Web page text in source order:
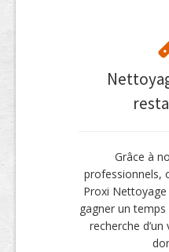
Grâce à
professionnels,
Proxi
gagner un
recherche